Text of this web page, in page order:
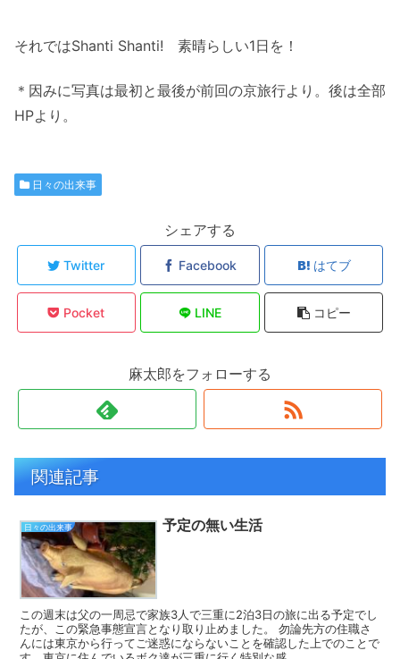
それではShanti Shanti! 素晴らしい1日を！
＊因みに写真は最初と最後が前回の京旅行より。後は全部
HPより。
日々の出来事
シェアする
Twitter Facebook はてブ
Pocket LINE コピー
麻太郎をフォローする
関連記事
日々の出来事 予定の無い生活
この週末は父の一周忌で家族3人で三重に2泊3日の旅に出る予定でし
たが、この緊急事態宣言となり取り止めました。 勿論先方の住職さ
んには東京から行ってご迷惑にならないことを確認した上でのことで